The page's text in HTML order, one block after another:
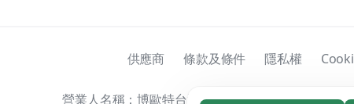
供應商 條款及條件 隱私權
營業人名稱：博歐特台灣服務股份有限公司 | 統一編